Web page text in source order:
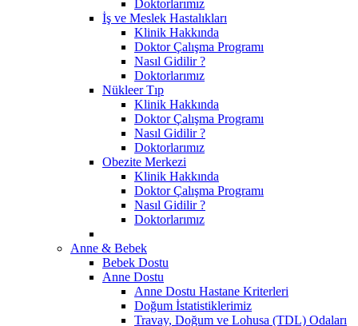
Doktorlarımız
İş ve Meslek Hastalıkları
Klinik Hakkında
Doktor Çalışma Programı
Nasıl Gidilir ?
Doktorlarımız
Nükleer Tıp
Klinik Hakkında
Doktor Çalışma Programı
Nasıl Gidilir ?
Doktorlarımız
Obezite Merkezi
Klinik Hakkında
Doktor Çalışma Programı
Nasıl Gidilir ?
Doktorlarımız
Anne & Bebek
Bebek Dostu
Anne Dostu
Anne Dostu Hastane Kriterleri
Doğum İstatistiklerimiz
Travay, Doğum ve Lohusa (TDL) Odaları